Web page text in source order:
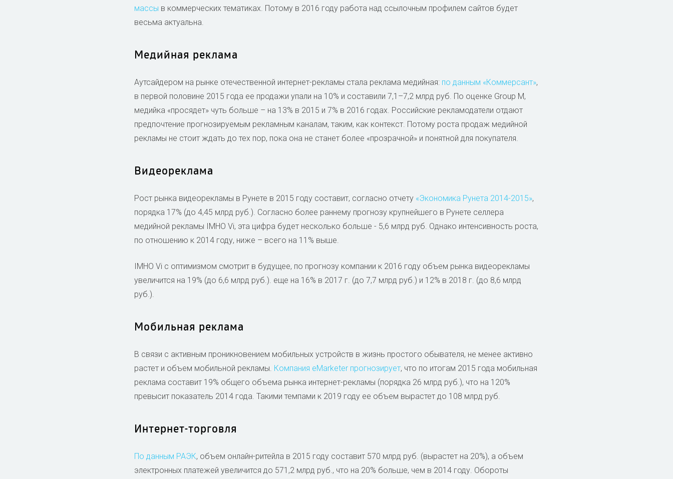
массы в коммерческих тематиках. Потому в 2016 году работа над ссылочным профилем сайтов будет
весьма актуальна.
Медийная реклама
Аутсайдером на рынке отечественной интернет-рекламы стала реклама медийная: по данным «Коммерсант»,
в первой половине 2015 года ее продажи упали на 10% и составили 7,1–7,2 млрд руб. По оценке Group M,
медийка «просядет» чуть больше – на 13% в 2015 и 7% в 2016 годах. Российские рекламодатели отдают
предпочтение прогнозируемым рекламным каналам, таким, как контекст. Потому роста продаж медийной
рекламы не стоит ждать до тех пор, пока она не станет более «прозрачной» и понятной для покупателя.
Видеореклама
Рост рынка видеорекламы в Рунете в 2015 году составит, согласно отчету «Экономика Рунета 2014-2015»,
порядка 17% (до 4,45 млрд руб.). Согласно более раннему прогнозу крупнейшего в Рунете селлера
медийной рекламы IMHO Vi, эта цифра будет несколько больше - 5,6 млрд руб. Однако интенсивность роста,
по отношению к 2014 году, ниже – всего на 11% выше.
IMHO Vi с оптимизмом смотрит в будущее, по прогнозу компании к 2016 году объем рынка видеорекламы
увеличится на 19% (до 6,6 млрд руб.). еще на 16% в 2017 г. (до 7,7 млрд руб.) и 12% в 2018 г. (до 8,6 млрд
руб.).
Мобильная реклама
В связи с активным проникновением мобильных устройств в жизнь простого обывателя, не менее активно
растет и объем мобильной рекламы. Компания eMarketer прогнозирует, что по итогам 2015 года мобильная
реклама составит 19% общего объема рынка интернет-рекламы (порядка 26 млрд руб.), что на 120%
превысит показатель 2014 года. Такими темпами к 2019 году ее объем вырастет до 108 млрд руб.
Интернет-торговля
По данным РАЭК, объем онлайн-ритейла в 2015 году составит 570 млрд руб. (вырастет на 20%), а объем
электронных платежей увеличится до 571,2 млрд руб., что на 20% больше, чем в 2014 году. Обороты